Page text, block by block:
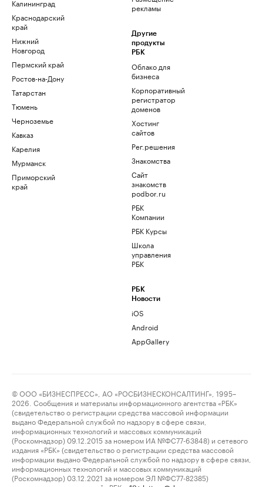
Калининград
Краснодарский
край
Нижний
Новгород
Пермский край
Ростов-на-Дону
Татарстан
Тюмень
Черноземье
Кавказ
Карелия
Мурманск
Приморский
край
рекламы
Другие
продукты
РБК
Облако для
бизнеса
Корпоративный
регистратор
доменов
Хостинг
сайтов
Рег.решения
Знакомства
Сайт
знакомств
podbor.ru
РБК
Компании
РБК Курсы
Школа
управления
РБК
РБК
Новости
iOS
Android
AppGallery
© ООО «БИЗНЕСПРЕСС», АО «РОСБИЗНЕСКОНСАЛТИНГ», 1995–
2026. Сообщения и материалы информационного агентства «РБК»
(свидетельство о регистрации средства массовой информации
выдано Федеральной службой по надзору в сфере связи,
информационных технологий и массовых коммуникаций
(Роскомнадзор) 09.12.2015 за номером ИА №ФС77-63848) и сетевого
издания «РБК» (свидетельство о регистрации средства массовой
информации выдано Федеральной службой по надзору в сфере связи,
информационных технологий и массовых коммуникаций
(Роскомнадзор) 03.12.2021 за номером ЭЛ №ФС77-82385)